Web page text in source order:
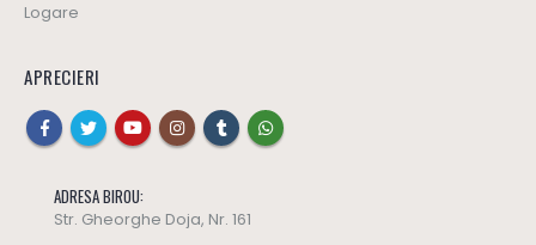
Logare
APRECIERI
ADRESA BIROU:
Str. Gheorghe Doja, Nr. 161